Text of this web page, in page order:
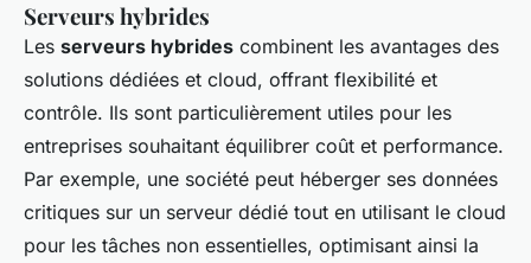
Serveurs hybrides
Les serveurs hybrides combinent les avantages des
solutions dédiées et cloud, offrant flexibilité et
contrôle. Ils sont particulièrement utiles pour les
entreprises souhaitant équilibrer coût et performance.
Par exemple, une société peut héberger ses données
critiques sur un serveur dédié tout en utilisant le cloud
pour les tâches non essentielles, optimisant ainsi la